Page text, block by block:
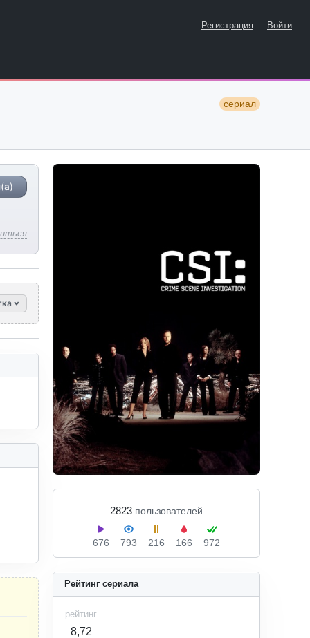
Регистрация Войти
сериал
2823 пользователей
676 793 216 166 972
Рейтинг сериала
рейтинг
8,72